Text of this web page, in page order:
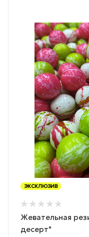
ЭКСКЛЮЗИВ
Жевательная
десерт"